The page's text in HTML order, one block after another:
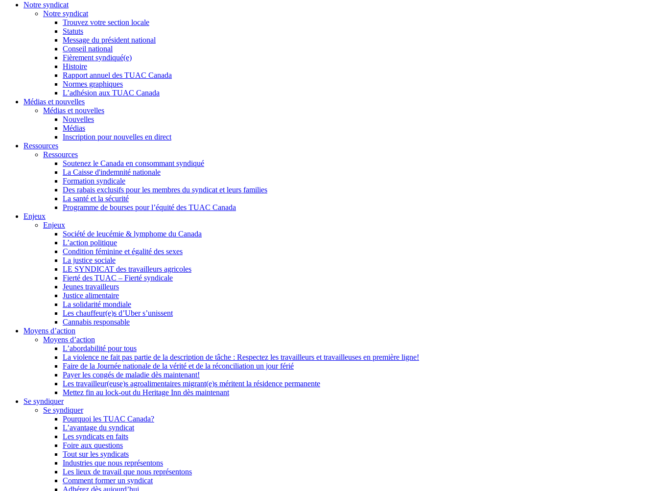
Notre syndicat
Notre syndicat
Trouvez votre section locale
Statuts
Message du président national
Conseil national
Fièrement syndiqué(e)
Histoire
Rapport annuel des TUAC Canada
Normes graphiques
L’adhésion aux TUAC Canada
Médias et nouvelles
Médias et nouvelles
Nouvelles
Médias
Inscription pour nouvelles en direct
Ressources
Ressources
Soutenez le Canada en consommant syndiqué
La Caisse d'indemnité nationale
Formation syndicale
Des rabais exclusifs pour les membres du syndicat et leurs families
La santé et la sécurité
Programme de bourses pour l’équité des TUAC Canada
Enjeux
Enjeux
Société de leucémie & lymphome du Canada
L’action politique
Condition féminine et égalité des sexes
La justice sociale
LE SYNDICAT des travailleurs agricoles
Fierté des TUAC – Fierté syndicale
Jeunes travailleurs
Justice alimentaire
La solidarité mondiale
Les chauffeur(e)s d’Uber s’unissent
Cannabis responsable
Moyens d’action
Moyens d’action
L’abordabilité pour tous
La violence ne fait pas partie de la description de tâche : Respectez les travailleurs et travailleuses en première ligne!
Faire de la Journée nationale de la vérité et de la réconciliation un jour férié
Payer les congés de maladie dès maintenant!
Les travailleur(euse)s agroalimentaires migrant(e)s méritent la résidence permanente
Mettez fin au lock-out du Heritage Inn dès maintenant
Se syndiquer
Se syndiquer
Pourquoi les TUAC Canada?
L’avantage du syndicat
Les syndicats en faits
Foire aux questions
Tout sur les syndicats
Industries que nous représentons
Les lieux de travail que nous représentons
Comment former un syndicat
Adhérez dès aujourd’hui